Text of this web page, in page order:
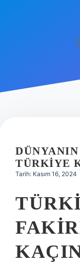
Hakkımızda
TÜRKIYE
Tarih: Kasım 16, 2024